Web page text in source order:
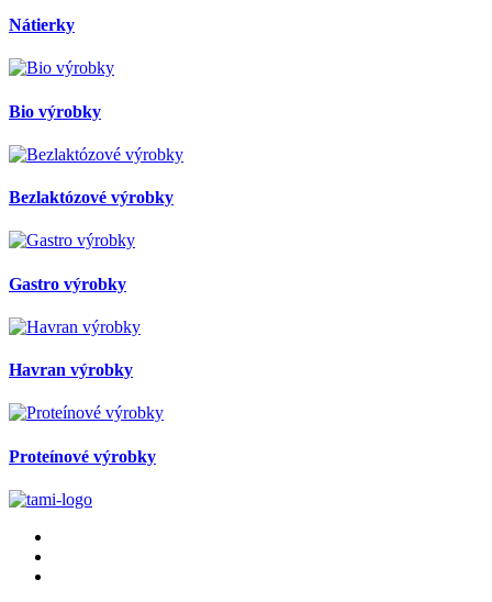
Nátierky
Bio výrobky
Bezlaktózové výrobky
Gastro výrobky
Havran výrobky
Proteínové výrobky